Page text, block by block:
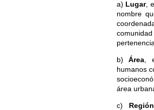
a) Lugar,
nombre
b)Área ,
humanos
área
c) Región